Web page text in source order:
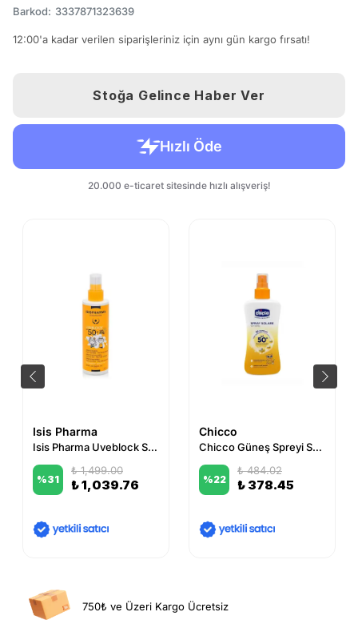
Barkod: 3337871323639
12:00'a kadar verilen siparişleriniz için aynı gün kargo fırsatı!
Stoğa Gelince Haber Ver
Isis Pharma
Isis Pharma Uveblock SPF 50+ Spray For Children 200 ml
%31
₺ 1,499.00
₺ 1,039.76
Chicco
Chicco Güneş Spreyi Spf 50+ 150 ml
%22
₺ 484.02
₺ 378.45
750₺ ve Üzeri Kargo Ücretsiz